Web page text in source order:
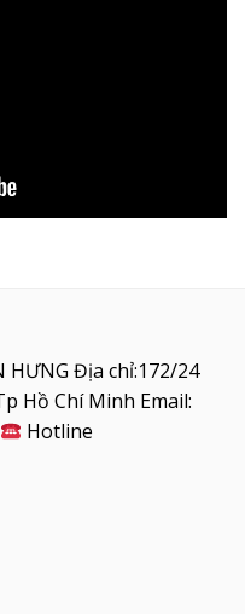
HƯNG Địa chỉ:172/24
Hồ Chí Minh Email:
Hotline